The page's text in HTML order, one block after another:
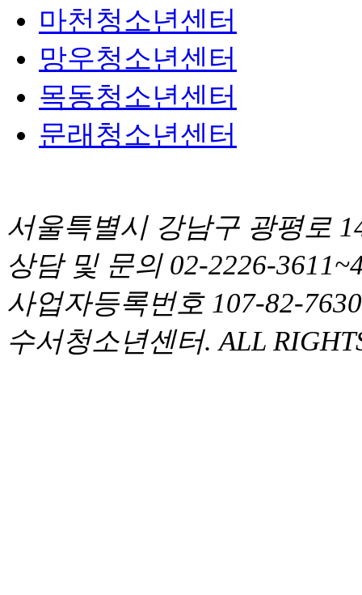
마천청소년센터
망우청소년센터
목동청소년센터
문래청소년센터
서울특별시 강남구 광
상담 및 문의 02-2226-
사업자등록번호 107-
수서청소년센터. ALL